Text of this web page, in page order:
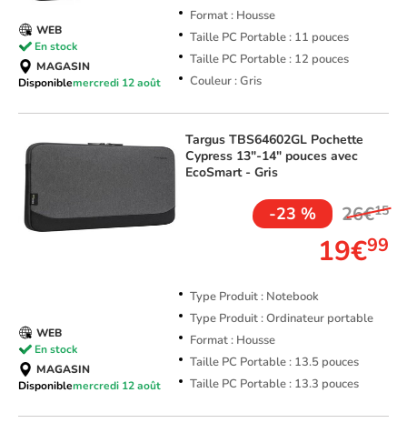
Format : Housse
Taille PC Portable : 11 pouces
Taille PC Portable : 12 pouces
Couleur : Gris
WEB
En stock
MAGASIN
Disponiblemercredi 12 août
Targus TBS64602GL Pochette
Cypress 13"-14" pouces avec
EcoSmart - Gris
-23 % 26€15
19€99
Type Produit : Notebook
Type Produit : Ordinateur portable
Format : Housse
Taille PC Portable : 13.5 pouces
Taille PC Portable : 13.3 pouces
WEB
En stock
MAGASIN
Disponiblemercredi 12 août